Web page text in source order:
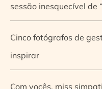
sessão inesquecível de
Cinco fotógrafos de
inspirar
Com vocês, miss